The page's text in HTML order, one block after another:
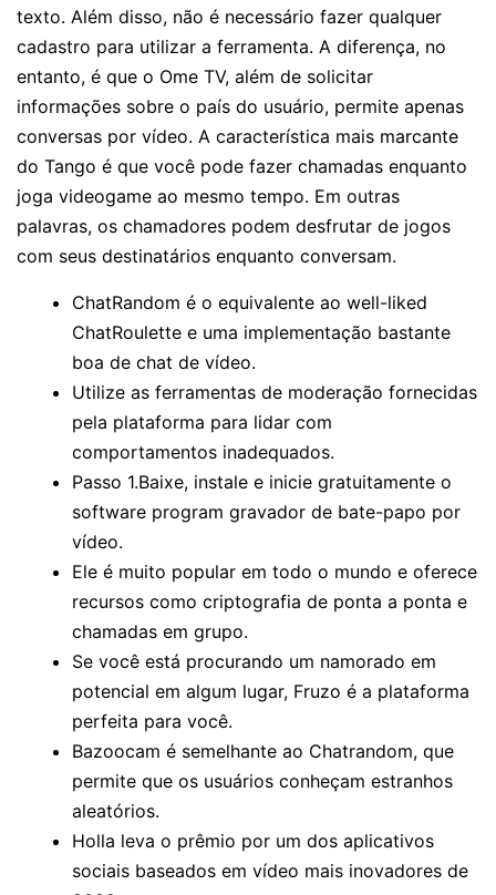
texto. Além disso, não é necessário fazer qualquer
cadastro para utilizar a ferramenta. A diferença, no
entanto, é que o Ome TV, além de solicitar
informações sobre o país do usuário, permite apenas
conversas por vídeo. A característica mais marcante
do Tango é que você pode fazer chamadas enquanto
joga videogame ao mesmo tempo. Em outras
palavras, os chamadores podem desfrutar de jogos
com seus destinatários enquanto conversam.
ChatRandom é o equivalente ao well-liked
ChatRoulette e uma implementação bastante
boa de chat de vídeo.
Utilize as ferramentas de moderação fornecidas
pela plataforma para lidar com
comportamentos inadequados.
Passo 1.Baixe, instale e inicie gratuitamente o
software program gravador de bate-papo por
vídeo.
Ele é muito popular em todo o mundo e oferece
recursos como criptografia de ponta a ponta e
chamadas em grupo.
Se você está procurando um namorado em
potencial em algum lugar, Fruzo é a plataforma
perfeita para você.
Bazoocam é semelhante ao Chatrandom, que
permite que os usuários conheçam estranhos
aleatórios.
Holla leva o prêmio por um dos aplicativos
sociais baseados em vídeo mais inovadores de